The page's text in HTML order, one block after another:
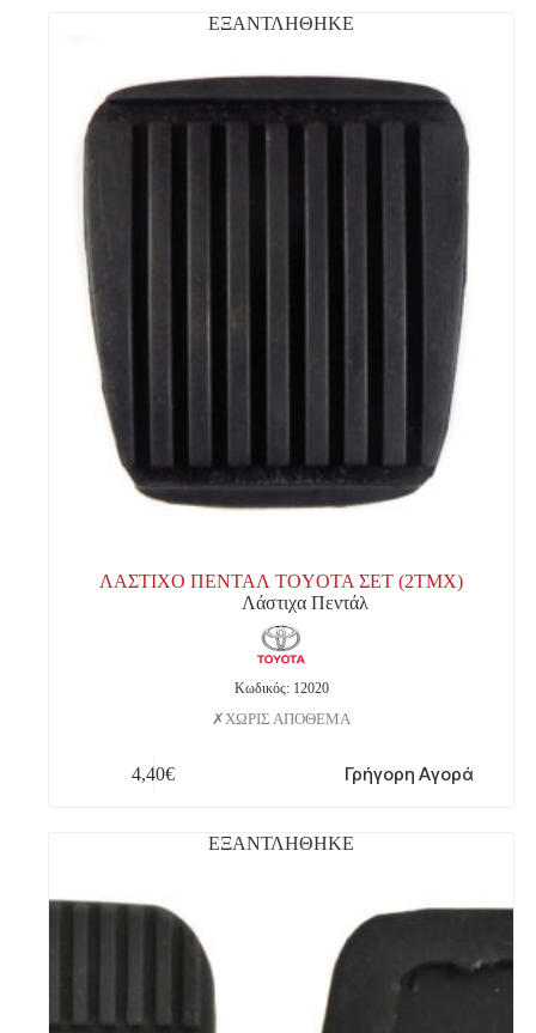
ΕΞΑΝΤΛΗΘΗΚΕ
ΛΑΣΤΙΧΟ ΠΕΝΤΑΛ TOYOTA ΣΕΤ (2ΤΜΧ)
Λάστιχα Πεντάλ
Κωδικός: 12020
ΧΩΡΙΣ ΑΠΟΘΕΜΑ
4,40€ Γρήγορη Αγορά
ΕΞΑΝΤΛΗΘΗΚΕ